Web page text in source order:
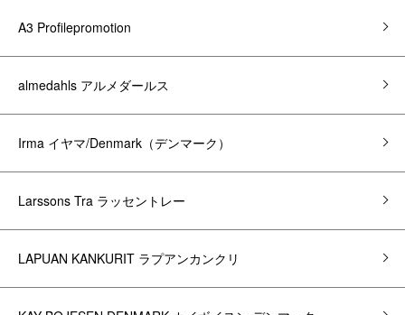
A3 Profilepromotion
almedahls アルメダールス
Irma イヤマ/Denmark（デンマーク）
Larssons Tra ラッセントレー
LAPUAN KANKURIT ラプアンカンクリ